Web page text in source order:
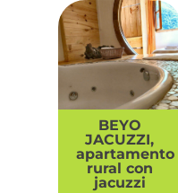
BEYO
JACUZZI,
apartamento
rural con
jacuzzi